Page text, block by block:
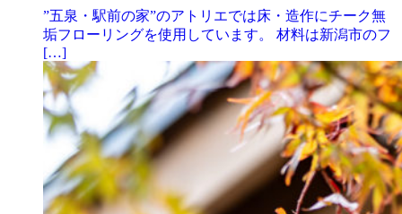
”五泉・駅前の家”のアトリエでは床・造作にチーク無
垢フローリングを使用しています。 材料は新潟市のフ
[…]